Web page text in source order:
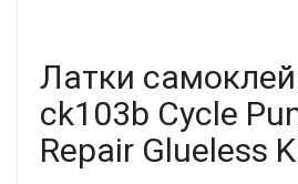
Латки
ck103b Cycle
Repair Glueless